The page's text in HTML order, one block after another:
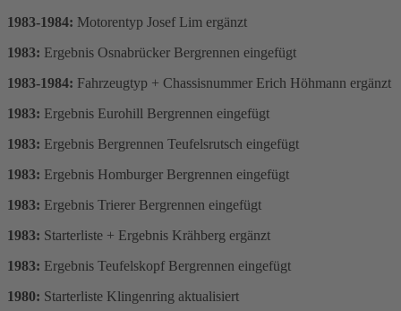
1983-1984: Motorentyp Josef Lim ergänzt
1983: Ergebnis Osnabrücker Bergrennen eingefügt
1983-1984: Fahrzeugtyp + Chassisnummer Erich Höhmann ergänzt
1983: Ergebnis Eurohill Bergrennen eingefügt
1983: Ergebnis Bergrennen Teufelsrutsch eingefügt
1983: Ergebnis Homburger Bergrennen eingefügt
1983: Ergebnis Trierer Bergrennen eingefügt
1983: Starterliste + Ergebnis Krähberg ergänzt
1983: Ergebnis Teufelskopf Bergrennen eingefügt
1980: Starterliste Klingenring aktualisiert